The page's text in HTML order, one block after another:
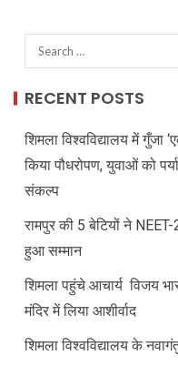
RECENT POSTS
शिमला विश्वविद्यालय में गुँजा
किया पौधरोपण, युवाओं को
संकल्प
रामपुर की 5 बेटियों ने
हुआ सम्मान
शिमला पहुंचे आचार्य विजय
मंदिर में लिया आशीर्वाद
शिमला विश्वविद्यालय के